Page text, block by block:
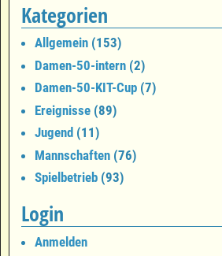
Kategorien
Allgemein (153)
Damen-50-intern (2)
Damen-50-KIT-Cup (7)
Ereignisse (89)
Jugend (11)
Mannschaften (76)
Spielbetrieb (93)
Login
Anmelden